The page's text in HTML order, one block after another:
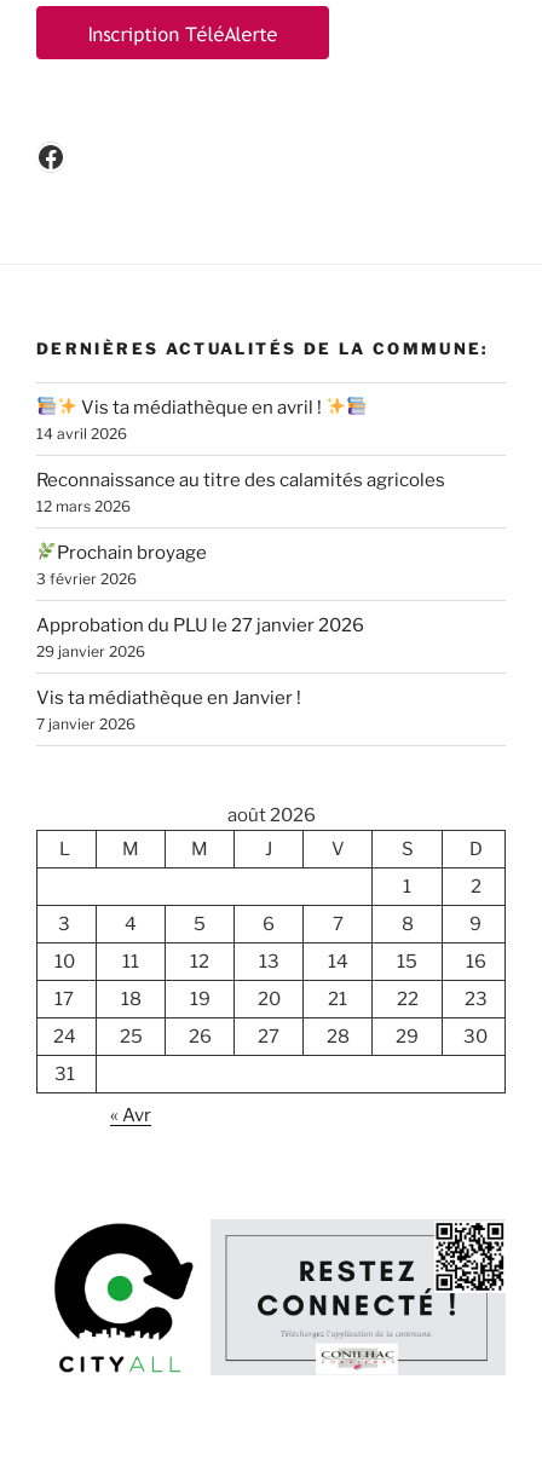
Facebook
DERNIÈRES ACTUALITÉS DE LA COMMUNE:
Vis ta médiathèque en avril !
14 avril 2026
Reconnaissance au titre des calamités agricoles
12 mars 2026
Prochain broyage
3 février 2026
Approbation du PLU le 27 janvier 2026
29 janvier 2026
Vis ta médiathèque en Janvier !
7 janvier 2026
août 2026
L
M M J V S
D
1
2
3
4 5 6 7 8
9
10
11 12 13 14 15
16
17
18 19 20 21 22
23
24
25 26 27 28 29
30
31
« Avr